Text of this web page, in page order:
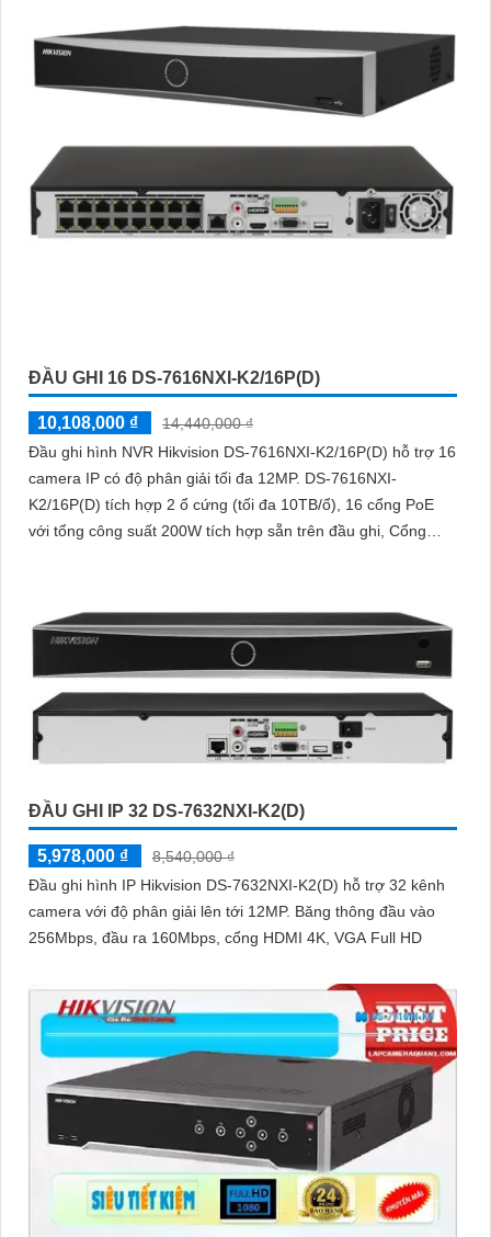
ĐẦU GHI 16 DS-7616NXI-K2/16P(D)
10,108,000 ₫
14,440,000 ₫
Đầu ghi hình NVR Hikvision DS-7616NXI-K2/16P(D) hỗ trợ 16
camera IP có độ phân giải tối đa 12MP. DS-7616NXI-
K2/16P(D) tích hợp 2 ổ cứng (tối đa 10TB/ổ), 16 cổng PoE
với tổng công suất 200W tích hợp sẵn trên đầu ghi, Cổng
ĐẦU GHI IP 32 DS-7632NXI-K2(D)
5,978,000 ₫
8,540,000 ₫
Đầu ghi hình IP Hikvision DS-7632NXI-K2(D) hỗ trợ 32 kênh
camera với độ phân giải lên tới 12MP. Băng thông đầu vào
256Mbps, đầu ra 160Mbps, cổng HDMI 4K, VGA Full HD